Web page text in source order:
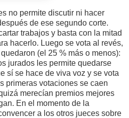
no permite discutir ni hacer
de ese segundo corte.
trabajos y basta con la mitad
hacerlo. Luego se vota al revés,
(el 25 % más o menos):
jurados les permite quedarse
sí se hace de viva voz y se vota
primeras votaciones se caen
merecían premios mejores
En el momento de la
a los otros jueces sobre